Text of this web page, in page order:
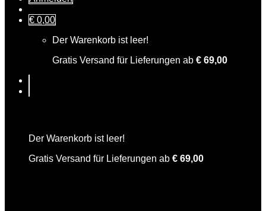
€ 0,00
Der Warenkorb ist leer!
Gratis Versand für Lieferungen ab € 69,00
Der Warenkorb ist leer!
Gratis Versand für Lieferungen ab € 69,00